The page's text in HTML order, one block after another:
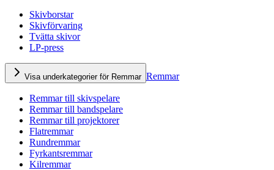
Skivborstar
Skivförvaring
Tvätta skivor
LP-press
Visa underkategorier för Remmar Remmar
Remmar till skivspelare
Remmar till bandspelare
Remmar till projektorer
Flatremmar
Rundremmar
Fyrkantsremmar
Kilremmar